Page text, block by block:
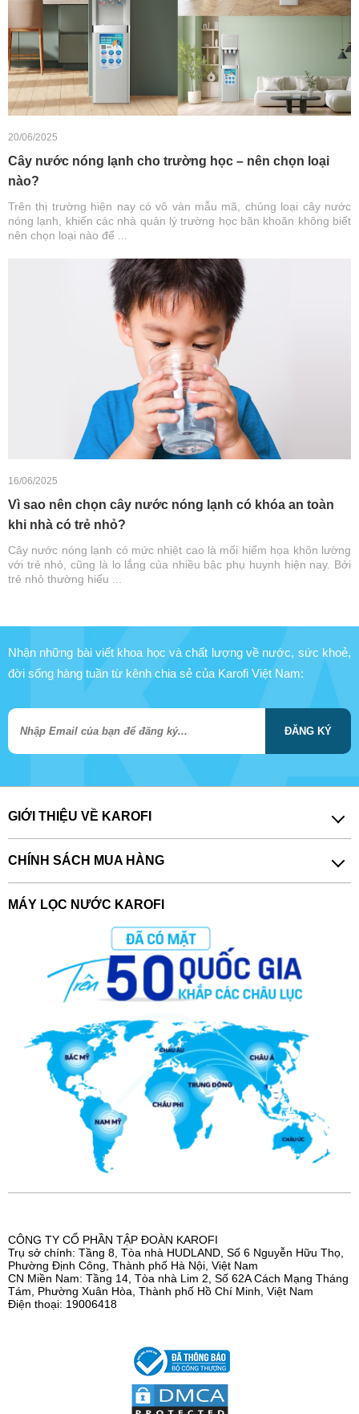
20/06/2025
Cây nước nóng lạnh cho trường học – nên chọn loại
nào?
Trên thị trường hiện nay có vô vàn mẫu mã, chủng loại cây nước
nóng lạnh, khiến các nhà quản lý trường học băn khoăn không biết
nên chọn loại nào để ...
16/06/2025
Vì sao nên chọn cây nước nóng lạnh có khóa an toàn
khi nhà có trẻ nhỏ?
Cây nước nóng lạnh có mức nhiệt cao là mối hiểm họa khôn lường
với trẻ nhỏ, cũng là lo lắng của nhiều bậc phụ huynh hiện nay. Bởi
trẻ nhỏ thường hiếu ...
Nhận những bài viết khoa học và chất lượng về nước, sức khoẻ,
đời sống hàng tuần từ kênh chia sẻ của Karofi Việt Nam:
ĐĂNG KÝ
GIỚI THIỆU VỀ KAROFI
CHÍNH SÁCH MUA HÀNG
MÁY LỌC NƯỚC KAROFI
CÔNG TY CỔ PHẦN TẬP ĐOÀN KAROFI
Trụ sở chính: Tầng 8, Tòa nhà HUDLAND, Số 6 Nguyễn Hữu Thọ,
Phường Định Công, Thành phố Hà Nội, Việt Nam
CN Miền Nam: Tầng 14, Tòa nhà Lim 2, Số 62A Cách Mạng Tháng
Tám, Phường Xuân Hòa, Thành phố Hồ Chí Minh, Việt Nam
Điện thoại: 19006418